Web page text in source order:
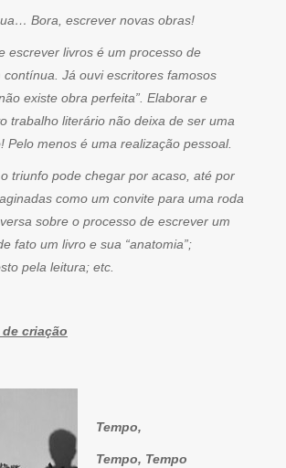
Bora, escrever novas obras!
escrever livros é um processo de
contínua. Já ouvi escritores famosos
existe obra perfeita”. Elaborar e
trabalho literário não deixa de ser uma
Pelo menos é uma realização pessoal.
triunfo pode chegar por acaso, até por
como um convite para uma roda
sobre o processo de escrever um
fato um livro e sua “anatomia”;
pela leitura; etc.
criação
Tempo,
Tempo, Tempo